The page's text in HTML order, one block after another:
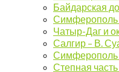
Байдарская
Симферополь
Чатыр-Даг и
Салгир – В.
Симферополь
Степная